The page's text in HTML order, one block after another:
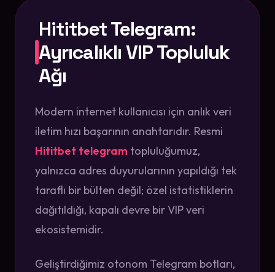
Hititbet Telegram:
Ayrıcalıklı VIP Topluluk
Ağı
Modern internet kullanıcısı için anlık veri
iletim hızı başarının anahtarıdır. Resmi
Hititbet telegram topluluğumuz,
yalnızca adres duyurularının yapıldığı tek
taraflı bir bülten değil; özel istatistiklerin
dağıtıldığı, kapalı devre bir VIP veri
ekosistemidir.
Geliştirdiğimiz otonom Telegram botları,